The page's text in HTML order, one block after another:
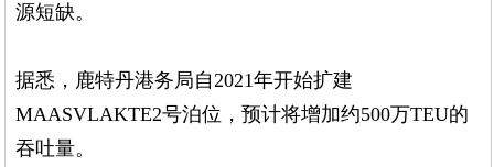
源短缺。
据悉， 鹿特丹港务局自2021年开始扩建
MAASVLAKTE2号泊位，预计将增加约500万TEU的
吞吐量。